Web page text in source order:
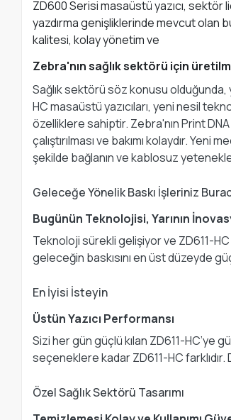
ZD600 Serisi masaüstü yazıcı, sektör
yazdırma genişliklerinde mevcut olan
kalitesi, kolay yönetim ve
Zebra'nın sağlık sektörü için
Sağlık sektörü söz konusu olduğunda,
HC masaüstü yazıcıları, yeni nesil
özelliklere sahiptir. Zebra'nın Print
çalıştırılması ve bakımı kolaydır.
şekilde bağlanın ve kablosuz
Geleceğe Yönelik Baskı İşleriniz
Bugünün Teknolojisi, Yarının
Teknoloji sürekli gelişiyor ve ZD611-
geleceğin baskısını en üst düzeyde
En İyisi İsteyin
Üstün Yazıcı Performansı
Sizi her gün güçlü kılan ZD611-
seçeneklere kadar ZD611-HC
Özel Sağlık Sektörü Tasarımı